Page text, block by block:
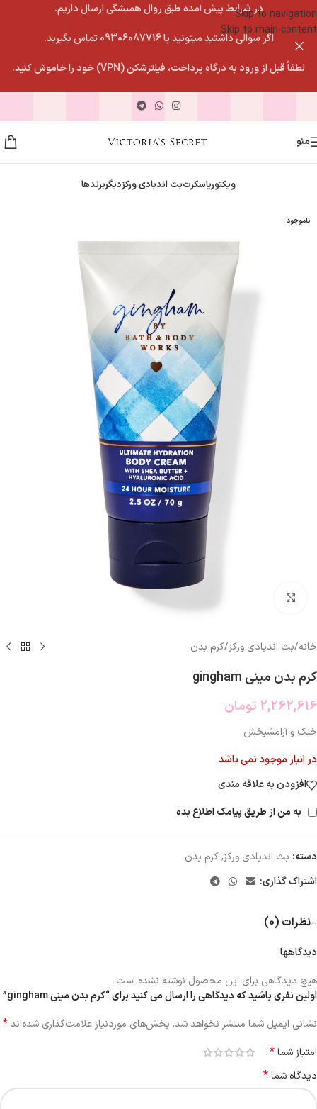
Skip to navigation
Skip to main content
در شرایط پیش آمده طبق روال همیشگی ارسال داریم.
اگر سوالی داشتید میتونید با 09306087716 تماس بگیرید.
لطفاً قبل از ورود به درگاه پرداخت، فیلترشکن (VPN) خود را خاموش کنید.
منو
ویکتوریاسکرتبث اندبادی ورکزدیگربرندها
ناموجود
خانه/بث اندبادی ورکز/کرم بدن
کرم بدن مینی gingham
2,262,616 تومان
خنک و آرامشبخش
در انبار موجود نمی باشد
افزودن به علاقه مندی
به من از طریق پیامک اطلاع بده
دسته: بث اندبادی ورکز,کرم بدن
اشتراک گذاری:
نظرات (0)
دیدگاهها
هیچ دیدگاهی برای این محصول نوشته نشده است.
اولین نفری باشید که دیدگاهی را ارسال می کنید برای “کرم بدن مینی gingham”
نشانی ایمیل شما منتشر نخواهد شد. بخش‌های موردنیاز علامت‌گذاری شده‌اند*
امتیاز شما*
دیدگاه شما*